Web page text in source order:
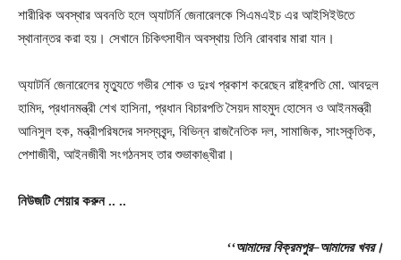
শারীরিক অবস্থার অবনতি হলে অ্যাটর্নি জেনারেলকে সিএমএইচ এর আইসিইউতে
স্থানান্তর করা হয়। সেখানে চিকিৎসাধীন অবস্থায় তিনি রোববার মারা যান।
অ্যাটর্নি জেনারেলের মৃত্যুতে গভীর শোক ও দুঃখ প্রকাশ করেছেন রাষ্ট্রপতি মো. আবদুল
হামিদ, প্রধানমন্ত্রী শেখ হাসিনা, প্রধান বিচারপতি সৈয়দ মাহমুদ হোসেন ও আইনমন্ত্রী
আনিসুল হক, মন্ত্রীপরিষদের সদস্যবৃন্দ, বিভিন্ন রাজনৈতিক দল, সামাজিক, সাংস্কৃতিক,
পেশাজীবী, আইনজীবী সংগঠনসহ তার শুভাকাঙ্খীরা।
নিউজটি শেয়ার করুন.. ..
‘‘আমাদের বিক্রমপুর–আমাদের খবর।